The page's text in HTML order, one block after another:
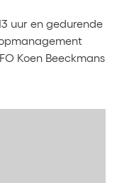
uur en gedurende
Koen Beeckmans